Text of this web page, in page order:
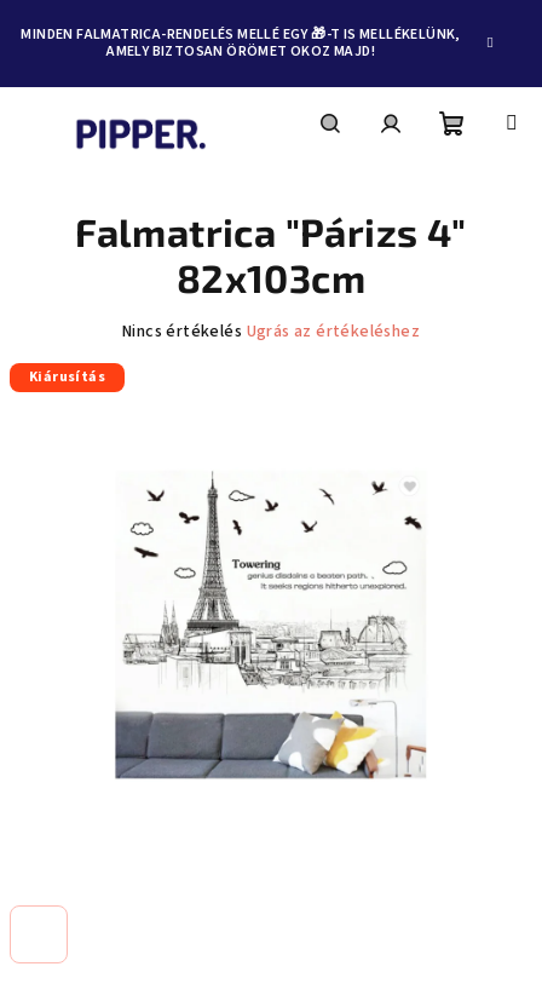
tartalomhoz
MINDEN FALMATRICA-RENDELÉS MELLÉ EGY 🎁-T IS MELLÉKELÜNK,
AMELY BIZTOSAN ÖRÖMET OKOZ MAJD!
Falmatrica "Párizs 4"
82x103cm
A
átlagos
csillag.
Nincs értékelés Ugrás az értékeléshez
Kiárusítás